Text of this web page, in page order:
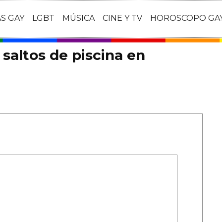
GAY LGBT MÚSICA CINE Y TV HOROSCOPO
de piscina en